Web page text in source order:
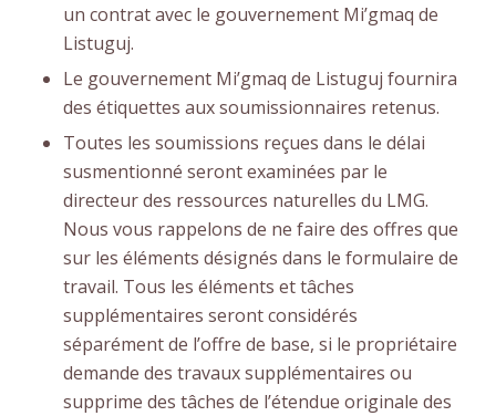
un contrat avec le gouvernement Mi’gmaq de
Listuguj.
Le gouvernement Mi’gmaq de Listuguj fournira
des étiquettes aux soumissionnaires retenus.
Toutes les soumissions reçues dans le délai
susmentionné seront examinées par le
directeur des ressources naturelles du LMG.
Nous vous rappelons de ne faire des offres que
sur les éléments désignés dans le formulaire de
travail. Tous les éléments et tâches
supplémentaires seront considérés
séparément de l’offre de base, si le propriétaire
demande des travaux supplémentaires ou
supprime des tâches de l’étendue originale des